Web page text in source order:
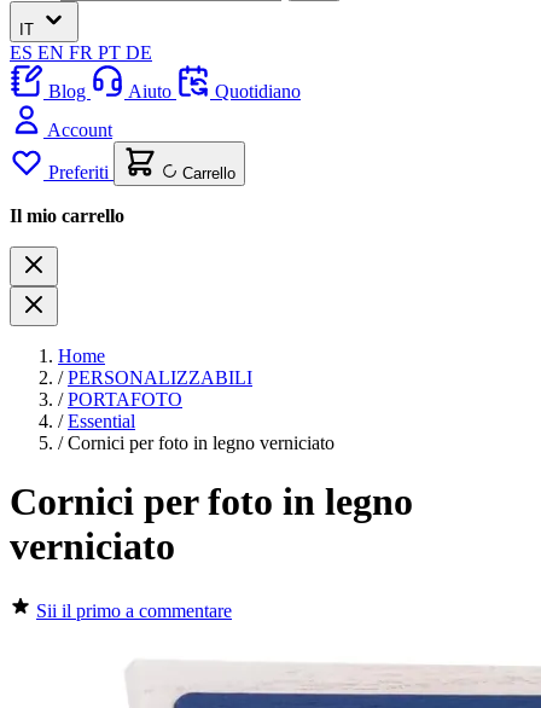
IT
ES EN FR PT DE
Blog
Aiuto
Quotidiano
Account
Preferiti Carrello
Il mio carrello
Home
/ PERSONALIZZABILI
/ PORTAFOTO
/ Essential
/ Cornici per foto in legno verniciato
Cornici per foto in legno
verniciato
Sii il primo a commentare